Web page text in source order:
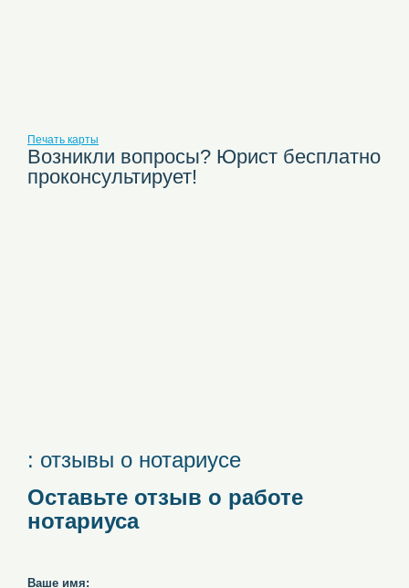
Печать карты
Возникли вопросы? Юрист бесплатно
проконсультирует!
: отзывы о нотариусе
Оставьте отзыв о работе
нотариуса
Ваше имя: